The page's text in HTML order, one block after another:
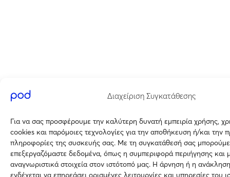
Διαχείριση Συγκατάθεσης
Για να σας προσφέρουμε την καλύτερη δυνατή εμπειρία χρήσης,
cookies και παρόμοιες τεχνολογίες για την αποθήκευση ή/και την
πληροφορίες της συσκευής σας. Με τη συγκατάθεσή σας
επεξεργαζόμαστε δεδομένα, όπως η συμπεριφορά περιήγησης και
αναγνωριστικά στοιχεία στον ιστότοπό μας. Η άρνηση ή η
ενδέχεται να επηρεάσει ορισμένες λειτουργίες και υπηρεσίες του